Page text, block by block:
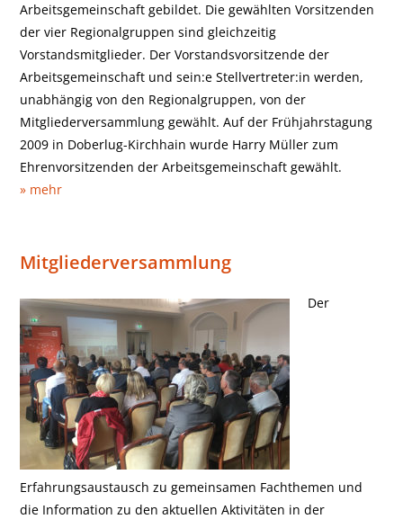
Arbeitsgemeinschaft gebildet. Die gewählten Vorsitzenden
der vier Regionalgruppen sind gleichzeitig
Vorstandsmitglieder. Der Vorstandsvorsitzende der
Arbeitsgemeinschaft und sein:e Stellvertreter:in werden,
unabhängig von den Regionalgruppen, von der
Mitgliederversammlung gewählt. Auf der Frühjahrstagung
2009 in Doberlug-Kirchhain wurde Harry Müller zum
Ehrenvorsitzenden der Arbeitsgemeinschaft gewählt.
» mehr
Mitgliederversammlung
Der
Erfahrungsaustausch zu gemeinsamen Fachthemen und
die Information zu den aktuellen Aktivitäten in der